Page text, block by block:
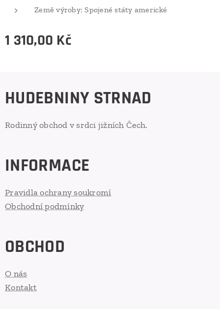
Země výroby: Spojené státy americké
1 310,00 Kč
HUDEBNINY STRNAD
Rodinný obchod v srdci jižních Čech.
INFORMACE
Pravidla ochrany soukromí
Obchodní podmínky
OBCHOD
O nás
Kontakt